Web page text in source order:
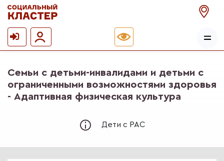
Семьи с детьми-инвалидами и детьми с
ограниченными возможностями здоровья
- Адаптивная физическая культура
Дети с РАС